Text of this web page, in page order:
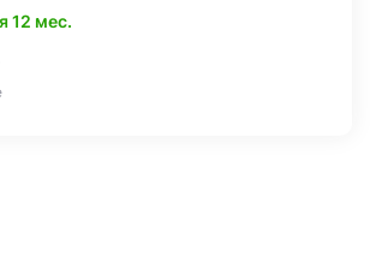
12 мес.